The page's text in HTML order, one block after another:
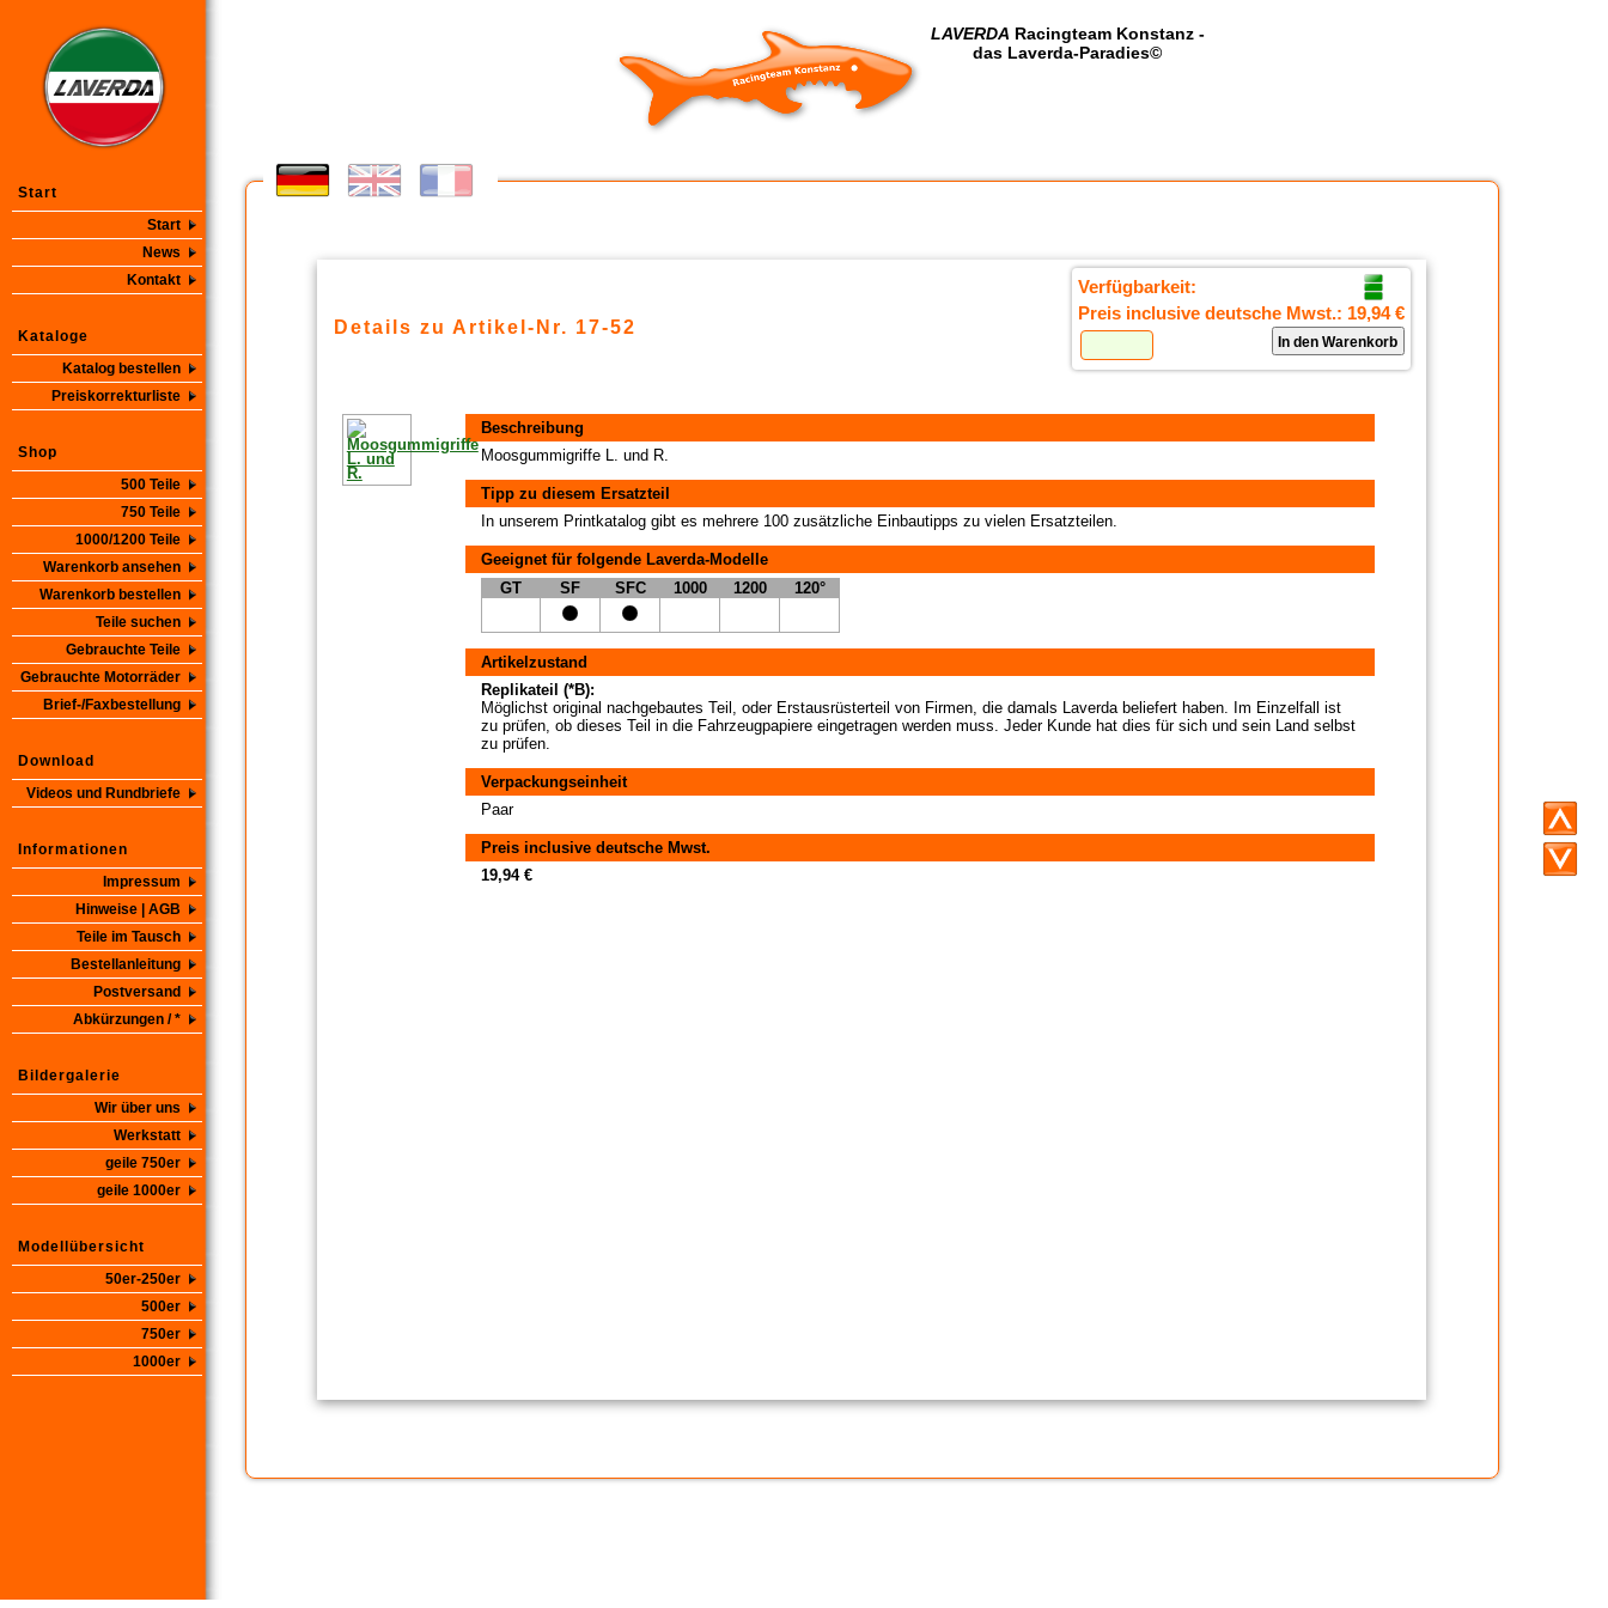
Start
Start
News
Kontakt
Kataloge
Katalog bestellen
Preiskorrekturliste
Shop
500 Teile
750 Teile
1000/1200 Teile
Warenkorb ansehen
Warenkorb bestellen
Teile suchen
Gebrauchte Teile
Gebrauchte Motorräder
Brief-/Faxbestellung
Download
Videos und Rundbriefe
Informationen
Impressum
Hinweise | AGB
Teile im Tausch
Bestellanleitung
Postversand
Abkürzungen / *
Bildergalerie
Wir über uns
Werkstatt
geile 750er
geile 1000er
Modellübersicht
50er-250er
500er
750er
1000er
LAVERDA Racingteam Konstanz -
das Laverda-Paradies©
Verfügbarkeit:
Preis inclusive deutsche Mwst.: 19,94 €
Details zu Artikel-Nr. 17-52
Beschreibung
Moosgummigriffe L. und R.
Tipp zu diesem Ersatzteil
In unserem Printkatalog gibt es mehrere 100 zusätzliche Einbautipps zu vielen Ersatzteilen.
Geeignet für folgende Laverda-Modelle
GT
SF SFC 1000 1200 120°
Artikelzustand
Replikateil (*B):
Möglichst original nachgebautes Teil, oder Erstausrüsterteil von Firmen, die damals Laverda beliefert haben. Im Einzelfall ist
zu prüfen, ob dieses Teil in die Fahrzeugpapiere eingetragen werden muss. Jeder Kunde hat dies für sich und sein Land selbst
zu prüfen.
Verpackungseinheit
Paar
Preis inclusive deutsche Mwst.
19,94 €